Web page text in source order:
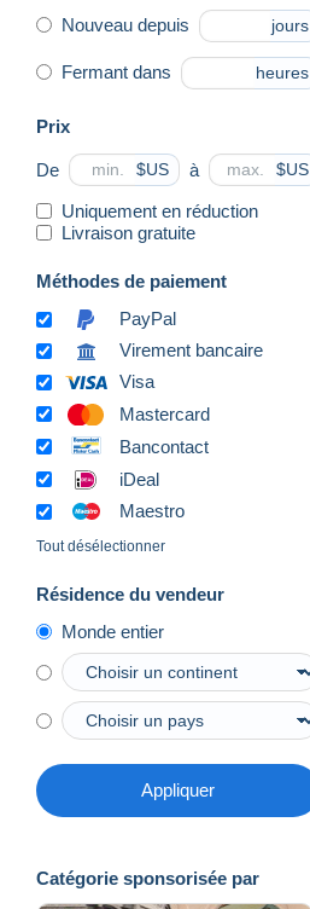
Nouveau depuis jours
Fermant dans heures
Prix
De $US à $US
Uniquement en réduction
Livraison gratuite
Méthodes de paiement
PayPal
Virement bancaire
Visa
Mastercard
Bancontact
iDeal
Maestro
Tout désélectionner
Résidence du vendeur
Monde entier
Appliquer
Catégorie sponsorisée par